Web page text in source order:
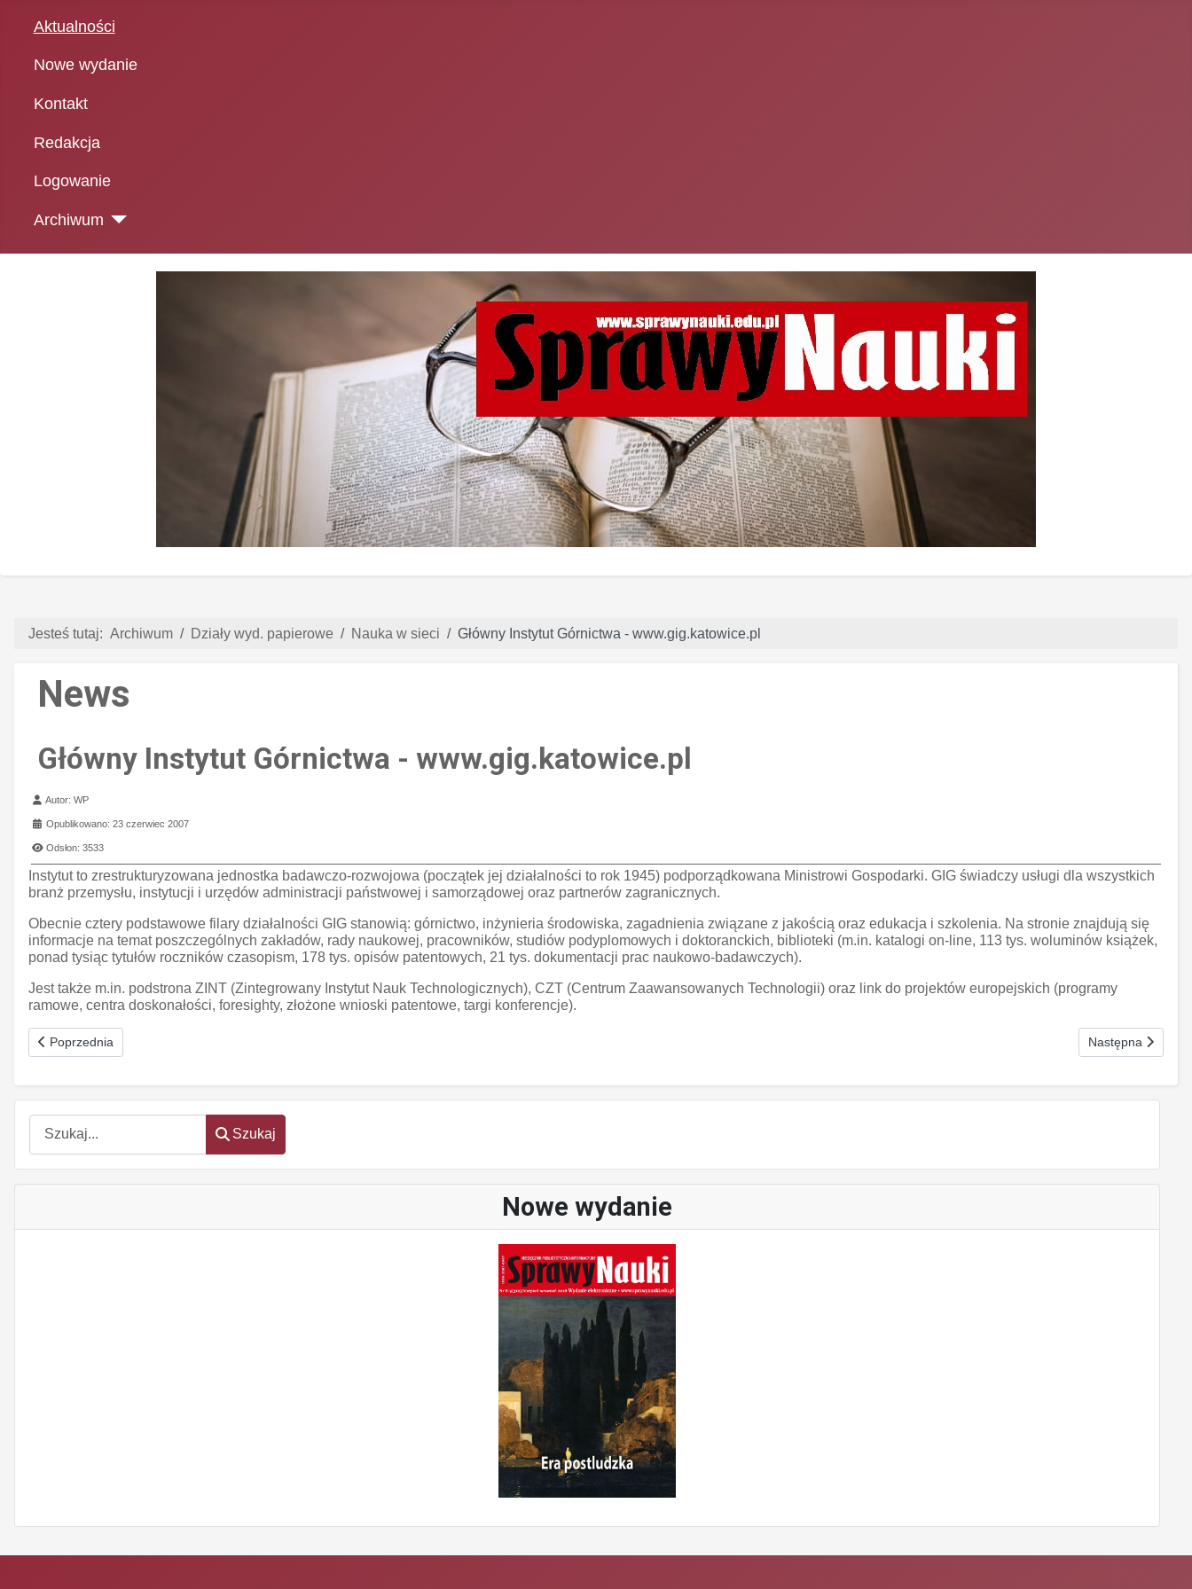
Aktualności
Nowe wydanie
Kontakt
Redakcja
Logowanie
Archiwum
Szukaj
Szukaj
Nowe wydanie
Jesteś tutaj: Archiwum Działy wyd. papierowe Nauka w sieci Główny Instytut Górnictwa - www.gig.katowice.pl
News
Główny Instytut Górnictwa - www.gig.katowice.pl
Szczegóły
Autor:WP
Opublikowano: 23 czerwiec 2007
Odsłon: 3533
Instytut to zrestrukturyzowana jednostka badawczo-rozwojowa (początek jej działalności to rok 1945) podporządkowana Ministrowi Gospodarki. GIG świadczy usługi dla wszystkich
branż przemysłu, instytucji i urzędów administracji państwowej i samorządowej oraz partnerów zagranicznych.
Obecnie cztery podstawowe filary działalności GIG stanowią: górnictwo, inżynieria środowiska, zagadnienia związane z jakością oraz edukacja i szkolenia. Na stronie znajdują się
informacje na temat poszczególnych zakładów, rady naukowej, pracowników, studiów podyplomowych i doktoranckich, biblioteki (m.in. katalogi on-line, 113 tys. woluminów książek,
ponad tysiąc tytułów roczników czasopism, 178 tys. opisów patentowych, 21 tys. dokumentacji prac naukowo-badawczych).
Jest także m.in. podstrona ZINT (Zintegrowany Instytut Nauk Technologicznych), CZT (Centrum Zaawansowanych Technologii) oraz link do projektów europejskich (programy
ramowe, centra doskonałości, foresighty, złożone wnioski patentowe, targi konferencje).
Poprzednia strona: Instytut Medycyny Pracy
Poprzednia Następna strona:
Następna